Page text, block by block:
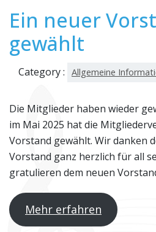
Ein neuer
gewählt
Category : Allgemeine
Die Mitglieder haben wieder
im Mai 2025 hat die
Vorstand gewählt. Wir danken
Vorstand ganz herzlich für all
gratulieren dem neuen
Mehr erfahren